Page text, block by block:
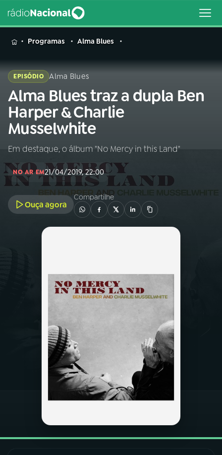
MENU
Buscar
na
Rádio
Nacional
Buscar
AO VIVO
INÍCIO
02A RÁDIO
PROGRAMAS
VIDEOCASTS
ÚLTIMAS
ACOMPANHE A RÁDIO NACIONAL
Programas Alma Blues
EPISÓDIO Alma Blues
Alma Blues traz a dupla Ben
Harper & Charlie
Musselwhite
Em destaque, o álbum "No Mercy in this Land"
NO AR EM21/04/2019, 22:00
Ouça agora
Compartilhe